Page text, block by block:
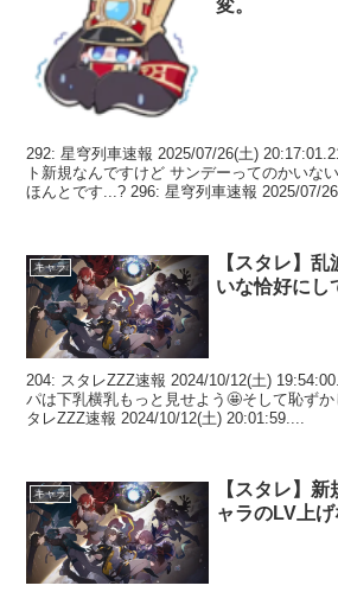
変。
292: 星穹列車速報 2025/07/26(土)
ト新規なんですけど サンデーってのかいな
ほんとです...? 296: 星穹列車速報 2025/07/
キャラ
【スタレ】
いな恰好にし
204: スタレZZZ速報 2024/10/12(土)
パは下乳横乳もっと見せよう🤩そして恥ず
タレZZZ速報 2024/10/12(土) 20:01:59....
キャラ
【スタレ】
ャラのLV上げ